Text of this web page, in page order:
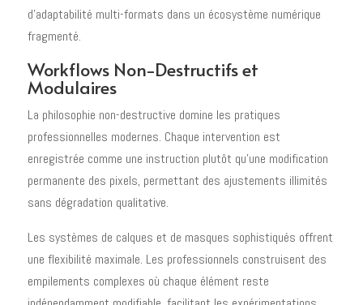
d'adaptabilité multi-formats dans un écosystème numérique
fragmenté.
Workflows Non-Destructifs et
Modulaires
La philosophie non-destructive domine les pratiques
professionnelles modernes. Chaque intervention est
enregistrée comme une instruction plutôt qu'une modification
permanente des pixels, permettant des ajustements illimités
sans dégradation qualitative.
Les systèmes de calques et de masques sophistiqués offrent
une flexibilité maximale. Les professionnels construisent des
empilements complexes où chaque élément reste